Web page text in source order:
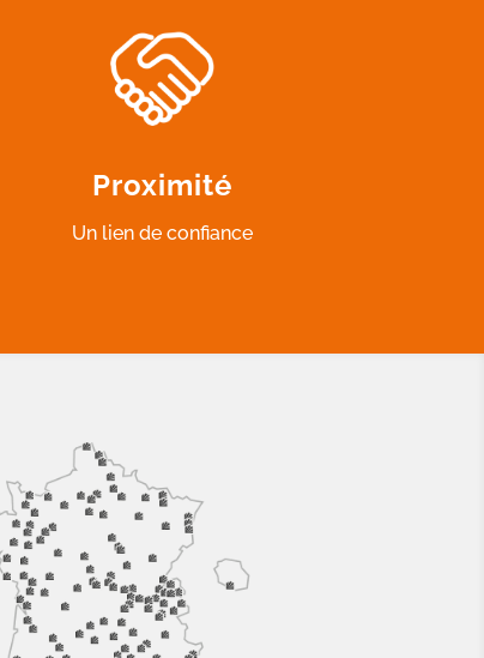
Proximité
Un lien de confiance